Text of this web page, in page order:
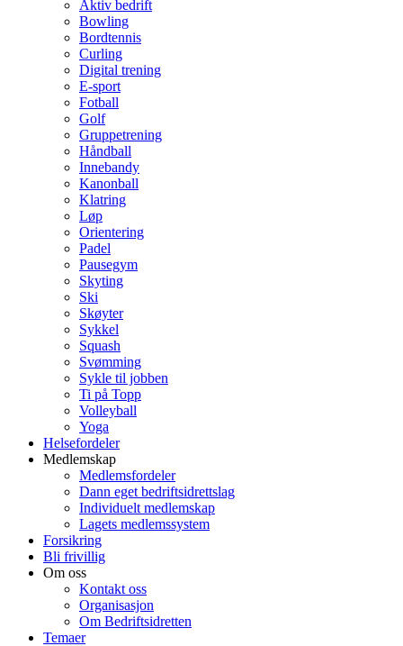
Aktiv bedrift
Bowling
Bordtennis
Curling
Digital trening
E-sport
Fotball
Golf
Gruppetrening
Håndball
Innebandy
Kanonball
Klatring
Løp
Orientering
Padel
Pausegym
Skyting
Ski
Skøyter
Sykkel
Squash
Svømming
Sykle til jobben
Ti på Topp
Volleyball
Yoga
Helsefordeler
Medlemskap
Medlemsfordeler
Dann eget bedriftsidrettslag
Individuelt medlemskap
Lagets medlemssystem
Forsikring
Bli frivillig
Om oss
Kontakt oss
Organisasjon
Om Bedriftsidretten
Temaer